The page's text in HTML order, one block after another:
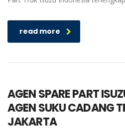
read more
AGEN SPARE PART
AGEN SUKU CADANG
JAKARTA